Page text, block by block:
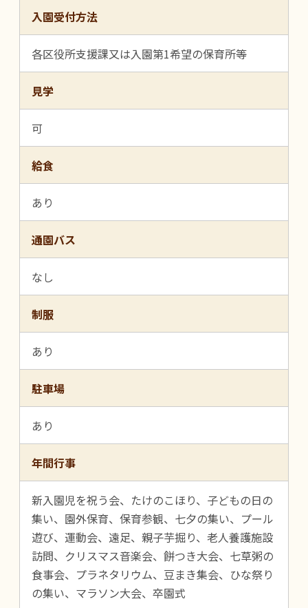
入園受付方法
各区役所支援課又は入園第1希望の保育所等
見学
可
給食
あり
通園バス
なし
制服
あり
駐車場
あり
年間行事
新入園児を祝う会、たけのこほり、子どもの日の
集い、園外保育、保育参観、七夕の集い、プール
遊び、運動会、遠足、親子芋掘り、老人養護施設
訪問、クリスマス音楽会、餅つき大会、七草粥の
食事会、プラネタリウム、豆まき集会、ひな祭り
の集い、マラソン大会、卒園式